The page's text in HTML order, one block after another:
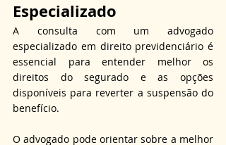
Especializado
A consulta com um advogado
especializado em direito previdenciário é
essencial para entender melhor os
direitos do segurado e as opções
disponíveis para reverter a suspensão do
benefício.
O advogado pode orientar sobre a melhor